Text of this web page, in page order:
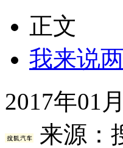
正文
我来说
2017年01
来源：